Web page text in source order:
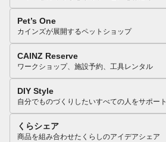
Pet’s One
カインズが展開するペットショップ
CAINZ Reserve
ワークショップ、施設予約、工具レンタル
DIY Style
自分でものづくりしたいすべての人をサポート
くらシェア
商品を組み合わせたくらしのアイデアシェア